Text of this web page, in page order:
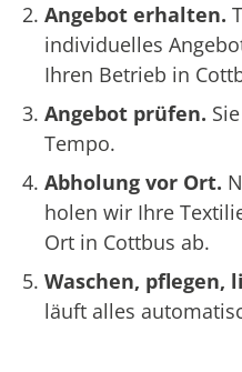
Angebot erhalten.
individuelles
Ihren Betrieb in
Angebot prüfen.
Tempo.
Abholung vor Ort.
holen wir Ihre
Ort in Cottbus ab.
Waschen, pflegen,
läuft alles